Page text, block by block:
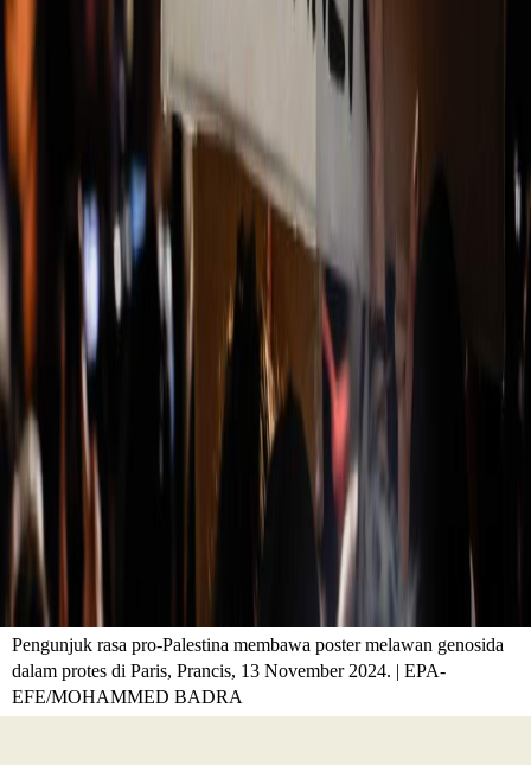
Pengunjuk rasa pro-Palestina membawa poster melawan genosida
dalam protes di Paris, Prancis, 13 November 2024. | EPA-
EFE/MOHAMMED BADRA